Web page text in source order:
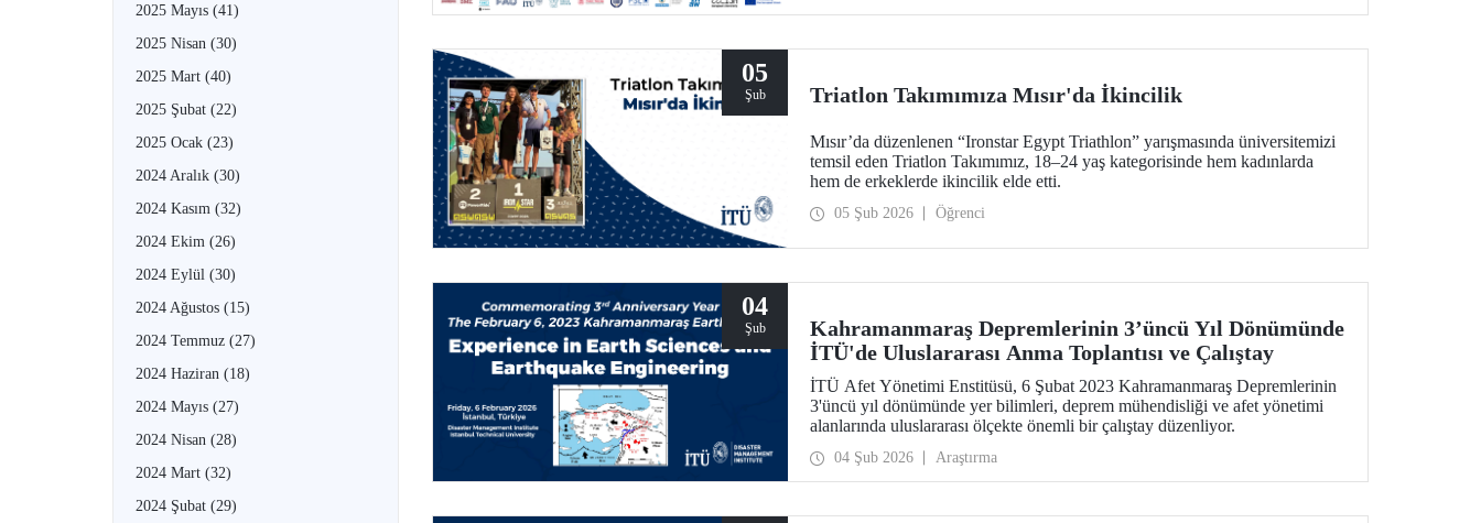
2025 Mayıs (41)
2025 Nisan (30)
2025 Mart (40)
2025 Şubat (22)
2025 Ocak (23)
2024 Aralık (30)
2024 Kasım (32)
2024 Ekim (26)
2024 Eylül (30)
2024 Ağustos (15)
2024 Temmuz (27)
2024 Haziran (18)
2024 Mayıs (27)
2024 Nisan (28)
2024 Mart (32)
2024 Şubat (29)
05
Şub Triatlon Takımımıza Mısır'da İkincilik
Mısır’da düzenlenen “Ironstar Egypt Triathlon” yarışmasında üniversitemizi
temsil eden Triatlon Takımımız, 18–24 yaş kategorisinde hem kadınlarda
hem de erkeklerde ikincilik elde etti.
05 Şub 2026 Öğrenci
04
Şub
Kahramanmaraş Depremlerinin 3’üncü Yıl Dönümünde
İTÜ'de Uluslararası Anma Toplantısı ve Çalıştay
İTÜ Afet Yönetimi Enstitüsü, 6 Şubat 2023 Kahramanmaraş Depremlerinin
3'üncü yıl dönümünde yer bilimleri, deprem mühendisliği ve afet yönetimi
alanlarında uluslararası ölçekte önemli bir çalıştay düzenliyor.
04 Şub 2026 Araştırma